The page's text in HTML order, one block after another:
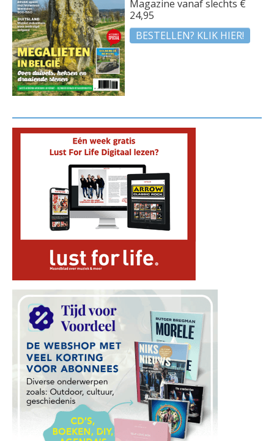
Magazine vanaf slechts €
24,95
BESTELLEN? KLIK HIER!